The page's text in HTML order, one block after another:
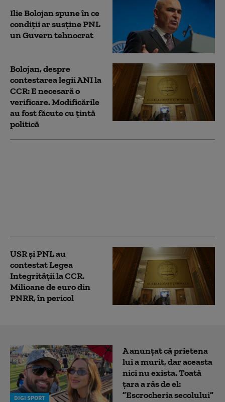
Ilie Bolojan spune în ce
condiții ar susține PNL
un Guvern tehnocrat
Bolojan, despre
contestarea legii ANI la
CCR: E necesară o
verificare. Modificările
au fost făcute cu țintă
politică
USR și PNL au
contestat Legea
Integrității la CCR.
Milioane de euro din
PNRR, în pericol
DIGI SPORT
A anunțat că prietena
lui a murit, dar aceasta
nici nu exista. Toată
țara a râs de el:
”Escrocheria secolului”